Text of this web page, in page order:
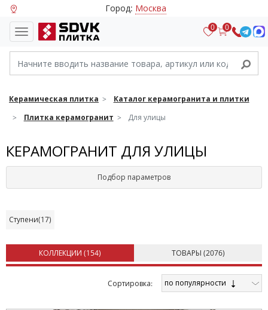
Город: Москва
0 0
Керамическая плитка
Каталог керамогранита и плитки
Плитка керамогранит
Для улицы
КЕРАМОГРАНИТ ДЛЯ УЛИЦЫ
Подбор параметров
Ступени(17)
КОЛЛЕКЦИИ (154) ТОВАРЫ (2076)
Cортировка: по популярности